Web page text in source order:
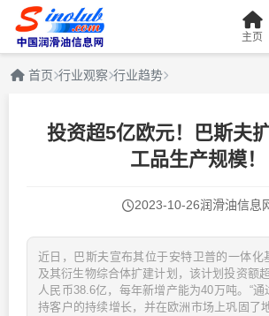
主页
首页 行业观察 行业趋势
投资超5亿欧元！巴斯夫
工品生产规模！
2023-10-26润滑油信息
近日，巴斯夫宣布其位于安特卫普的一体化
及其衍生物综合体扩建计划，该计划投资额
人民币38.6亿，每年新增产能为40万吨。“
持客户的持续增长，并在欧洲市场上巩固了